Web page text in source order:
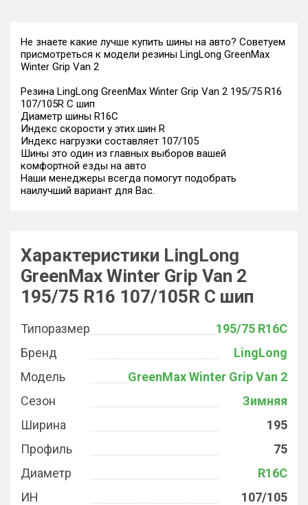
Не знаете какие лучше купить шины на авто? Советуем
присмотреться к модели резины LingLong GreenMax
Winter Grip Van 2
Резина LingLong GreenMax Winter Grip Van 2 195/75 R16
107/105R C шип
Диаметр шины R16C
Индекс скорости у этих шин R
Индекс нагрузки составляет 107/105
Шины это один из главных выборов вашей
комфортной езды на авто
Наши менеджеры всегда помогут подобрать
наилучший вариант для Вас.
Характеристики LingLong
GreenMax Winter Grip Van 2
195/75 R16 107/105R C шип
Типоразмер
195/75 R16C
Бренд
LingLong
Модель
GreenMax Winter Grip Van 2
Сезон
Зимняя
Ширина
195
Профиль
75
Диаметр
R16C
ИН
107/105